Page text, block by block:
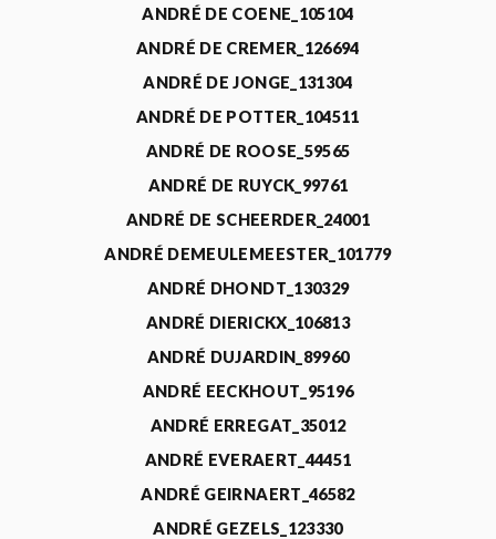
ANDRÉ DE COENE_105104
ANDRÉ DE CREMER_126694
ANDRÉ DE JONGE_131304
ANDRÉ DE POTTER_104511
ANDRÉ DE ROOSE_59565
ANDRÉ DE RUYCK_99761
ANDRÉ DE SCHEERDER_24001
ANDRÉ DEMEULEMEESTER_101779
ANDRÉ DHONDT_130329
ANDRÉ DIERICKX_106813
ANDRÉ DUJARDIN_89960
ANDRÉ EECKHOUT_95196
ANDRÉ ERREGAT_35012
ANDRÉ EVERAERT_44451
ANDRÉ GEIRNAERT_46582
ANDRÉ GEZELS_123330